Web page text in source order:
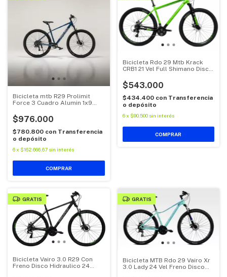
Bicicleta mtb R29 Prolimit
Force 3 Cuadro Alumin 1x9
$976.000
$780.800 con Transferencia
o depósito
6x $162.666,67 sin interés
COMPRAR
Bicicleta Rdo 29 Mtb Krack
CRB1 21 Vel Full Shimano Disco
$543.000
$434.400 con Transferencia
o depósito
6 x $90.500 sin interés
COMPRAR
GRATIS
Bicicleta Vairo 3.0 R29 Con
Freno Disco Hidraulico 24
GRATIS
Bicicleta MTB Rdo 29 Vairo Xr
3.0 Lady 24 Vel Freno Disco